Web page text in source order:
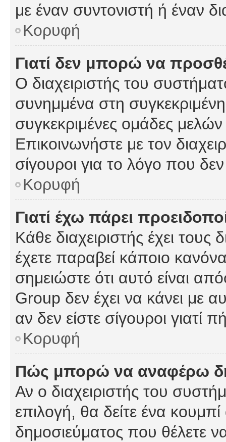
με έναν συντονιστή ή έναν
Κορυφή
Γιατί δεν μπορώ να
Ο διαχειριστής του
συνημμένα στη
συγκεκριμένες ομάδες
Επικοινωνήστε με τον
σίγουροι για το λόγο που
Κορυφή
Γιατί έχω πάρει
Κάθε διαχειριστής έχει
έχετε παραβεί κάποιο
σημειώστε ότι αυτό είναι
Group δεν έχει να κάνει με
αν δεν είστε σίγουροι γιατί
Κορυφή
Πώς μπορώ να αναφέρω
Αν ο διαχειριστής του
επιλογή, θα δείτε ένα
δημοσιεύματος που θέλετε